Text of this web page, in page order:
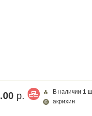
р. В наличии1
акрихин